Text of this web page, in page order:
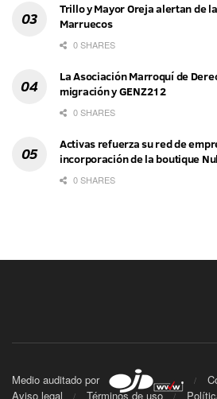
Trillo y Mayor Oreja alertan de
Marruecos
0 SHARES
La Asociación Marroquí de
migración y GENZ212
0 SHARES
Activas refuerza su red de
incorporación de la boutique
0 SHARES
Medio auditado por
Aviso legal
Términos de uso